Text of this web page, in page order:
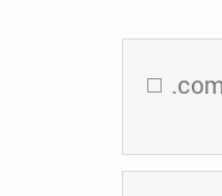
.com